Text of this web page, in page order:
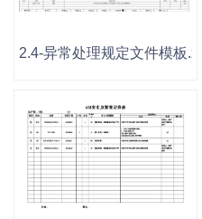
2.4-异常处理规定文件模板.xls